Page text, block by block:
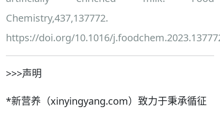
Chemistry,437,137772.
https://doi.org/10.1016/
>>>声明
*新营养（xinyingyang.com）致力于秉承循征